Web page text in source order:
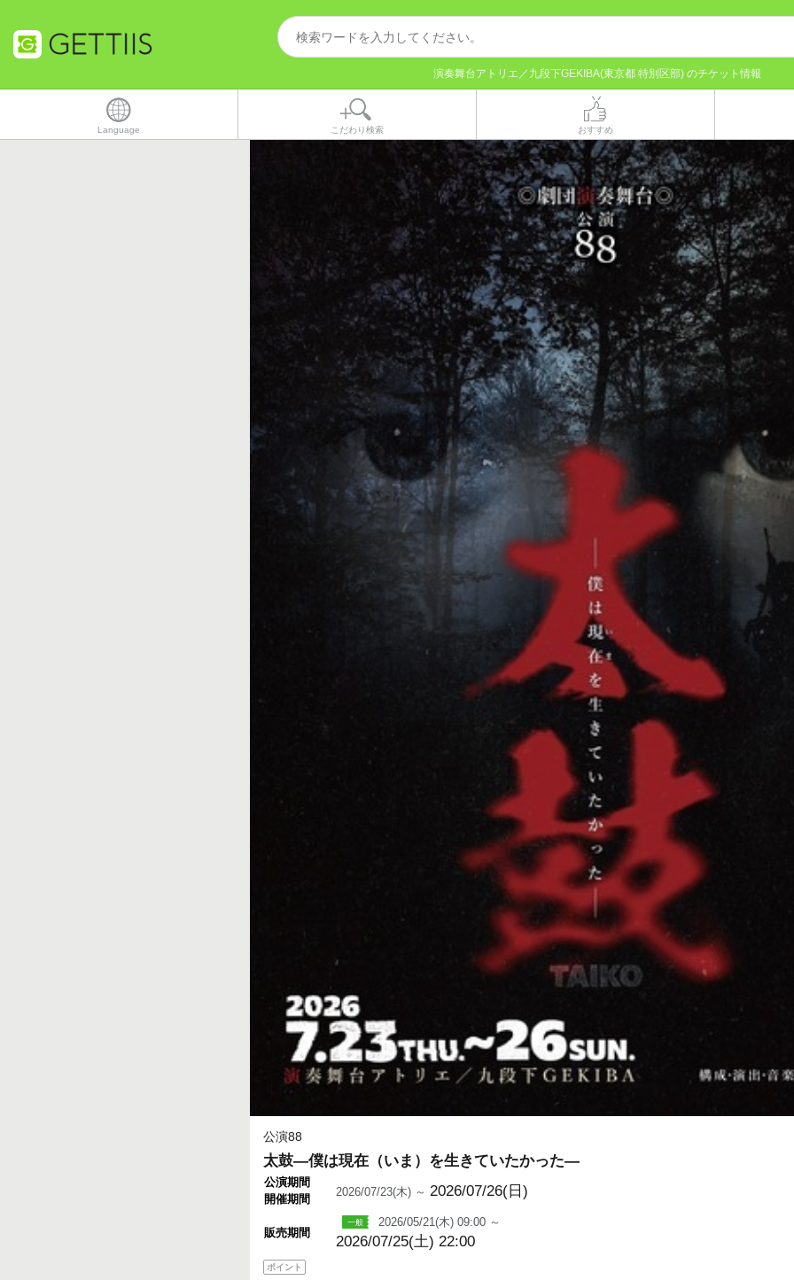
演奏舞台アトリエ／九段下GEKIBA(東京都 特別区部) のチケット情報
Language こだわり検索 おすすめ
公演88
太鼓―僕は現在（いま）を生きていたかった―
公演期間
開催期間
2026/07/23(木) ～ 2026/07/26(日)
販売期間
2026/05/21(木) 09:00 ～
2026/07/25(土) 22:00
ポイント